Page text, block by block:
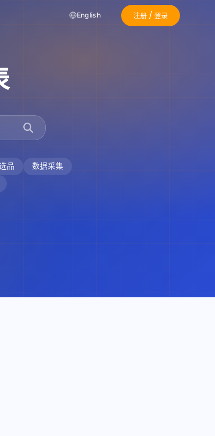
English 注册 / 登录
品
数据采集